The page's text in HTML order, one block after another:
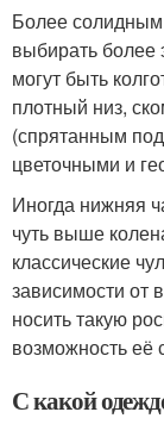
Более
выбирать более
могут быть
плотный низ,
(спрятанным
цветочными и
Иногда нижняя
чуть выше
классические
зависимости от
носить такую
возможность её
С какой